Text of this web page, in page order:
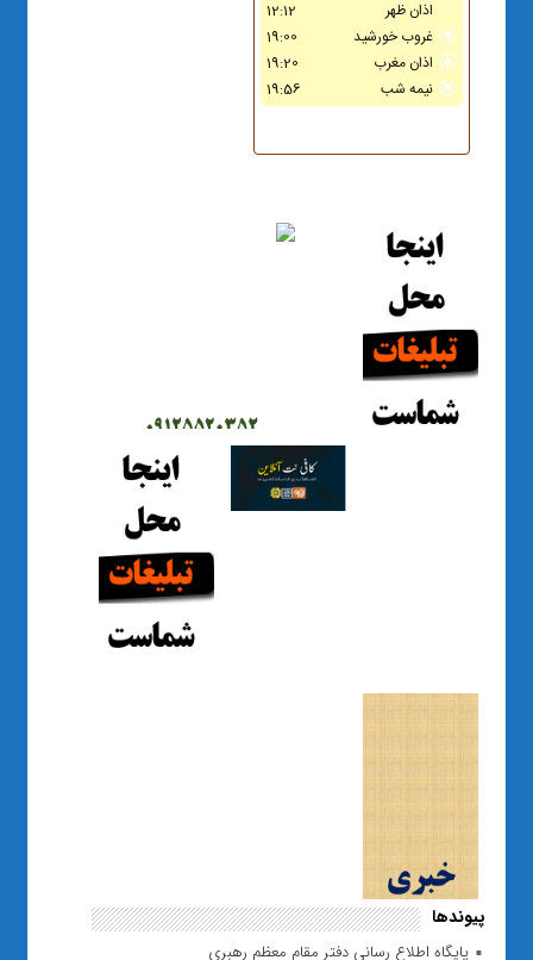
پیوندها
پایگاه اطلاع رسانی دفتر مقام معظم رهبری